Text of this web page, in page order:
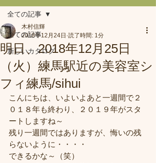
全ての記事
新しいカタログ
全ての記事
明日、2018年12月25日
（火）練馬駅近の美容室シ
フィ練馬/sihui
木村信輝
2018年12月24日 読了時間: 1分
こんにちは、いよいよあと一週間で２
０１８年も終わり、２０１９年がスタ
ートしますね～
残り一週間ではありますが、悔いの残
らないように・・・・
できるかな～（笑）